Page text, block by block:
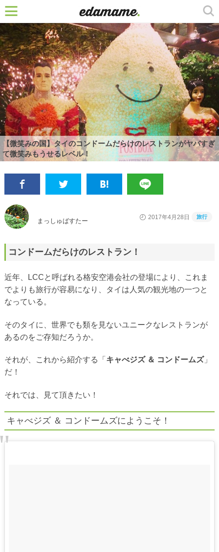
【微笑みの国】タイのコンドームだらけのレストランがヤバすぎ
て微笑みもうせるレベル！
まっしゅばすたー
2017年4月28日 旅行
コンドームだらけのレストラン！
近年、LCCと呼ばれる格安空港会社の登場により、これま
でよりも旅行が容易になり、タイは人気の観光地の一つと
なっている。
そのタイに、世界でも類を見ないユニークなレストランが
あるのをご存知だろうか。
それが、これから紹介する「 キャべジズ ＆ コンドームズ」
だ！
それでは、見て頂きたい！
キャべジズ ＆ コンドームズにようこそ！